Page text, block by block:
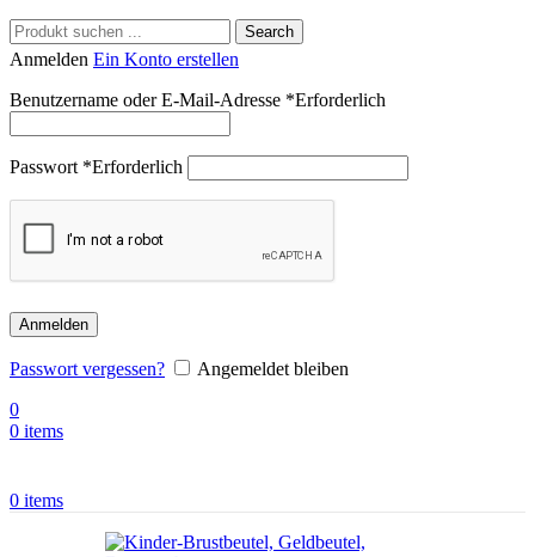
Search
Anmelden Ein Konto erstellen
Benutzername oder E-Mail-Adresse *Erforderlich
Passwort *Erforderlich
Anmelden
Passwort vergessen?
Angemeldet bleiben
0
0 items
0 items